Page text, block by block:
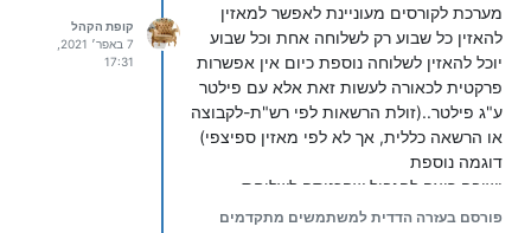
מערכת לקורסים מעוניינת לאפשר למאזין
להאזין כל שבוע רק לשלוחה אחת וכל שבוע
יוכל להאזין לשלוחה נוספת כיום אין אפשרות
פרקטית לכאורה לעשות זאת אלא עם פילטר
ע"ג פילטר..(זולת הרשאות לפי רש"ת-לקבוצה
או הרשאה כללית, אך לא לפי מאזין ספיצפי)
דוגמה נוספת
ישיבה רוצה להגביל שהכניסה לשלוחת
מבחנים, לדוגמה , תתאפשר רק אם האזין
פורסם בעזרה הדדית למשתמשים מתקדמים
קופת הקהל
17:31